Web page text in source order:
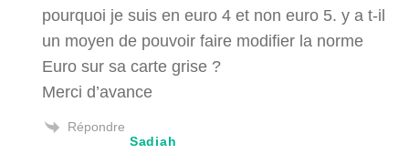
pourquoi je suis en euro 4 et non euro 5. y a t-il
un moyen de pouvoir faire modifier la norme
Euro sur sa carte grise ?
Merci d’avance
Répondre
Sadiah